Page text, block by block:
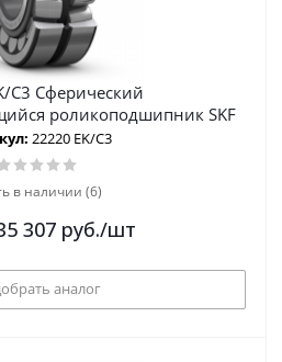
C3 Сферический
роликоподшипник SKF
22220 EK/C3
в наличии (6)
307руб./шт
аналог